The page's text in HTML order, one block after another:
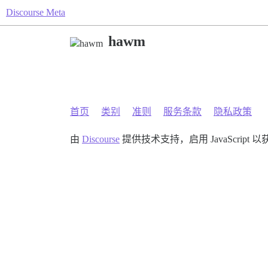
Discourse Meta
hawm
首页 类别 准则 服务条款 隐私政策
由 Discourse 提供技术支持，启用 JavaScript 以